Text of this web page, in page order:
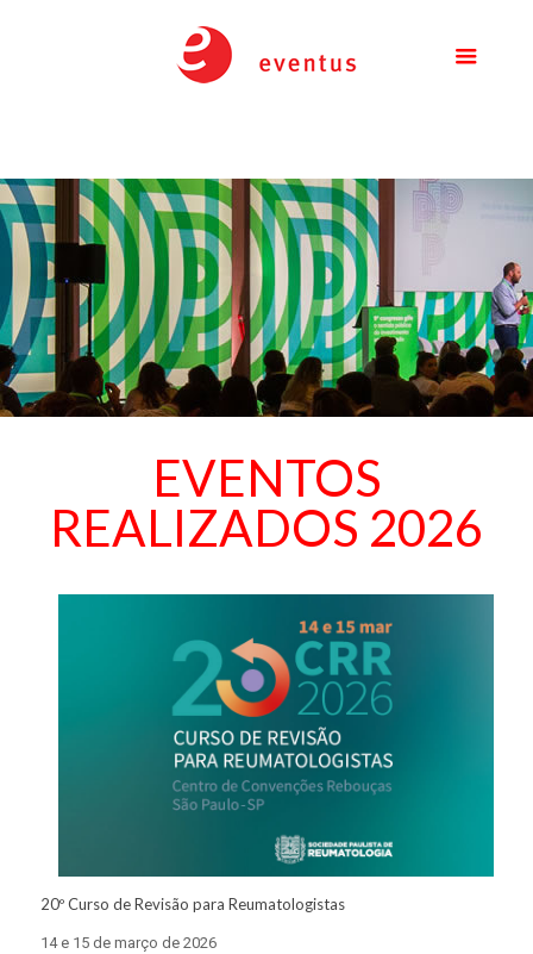
EVENTOS
REALIZADOS 2026
20º Curso de Revisão para Reumatologistas
14 e 15 de março de 2026